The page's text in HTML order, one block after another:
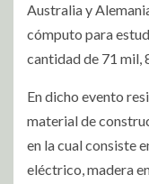
Australia y
cómputo para
cantidad de 71 mil,
En dicho evento
material de
en la cual consiste
eléctrico, madera